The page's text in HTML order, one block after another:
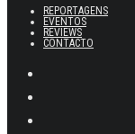
REPORTAGENS
EVENTOS
REVIEWS
CONTACTO